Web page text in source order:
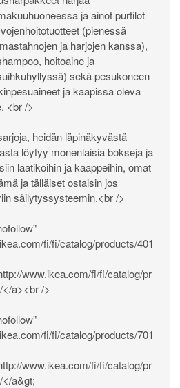
ja ainot purtilot
(pienessä
ja harjojen kanssa),
hoitoaine ja
sekä pesukoneen
ja kaapissa oleva
<br />
heidän läpinäkyvästä
löytyy monenlaisia bokseja ja
laatikoihin ja kaappeihin, omat
ja tälläiset ostaisin jos
säilytyssysteemin.<br />
fi/fi/catalog/products/401
www.ikea.com/fi/fi/catalog/pr
</a><br/>
fi/fi/catalog/products/701
www.ikea.com/fi/fi/catalog/pr
</a&gt;